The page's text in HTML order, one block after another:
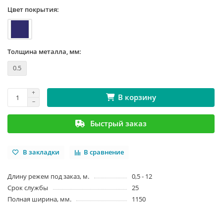
Цвет покрытия:
Толщина металла, мм:
0.5
В корзину
Быстрый заказ
В закладки В сравнение
Длину режем под заказ, м.
0,5 - 12
Срок службы
25
Полная ширина, мм.
1150